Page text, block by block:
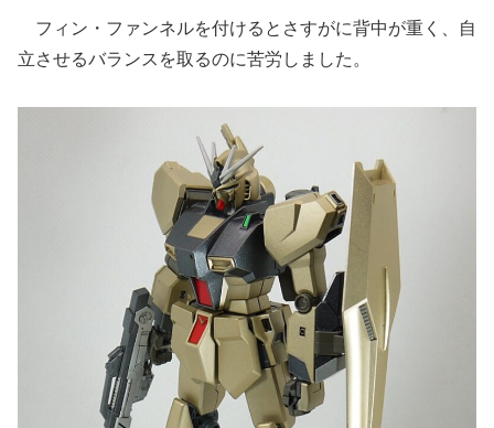
フィン・ファンネルを付けるとさすがに背中が重く、自
立させるバランスを取るのに苦労しました。